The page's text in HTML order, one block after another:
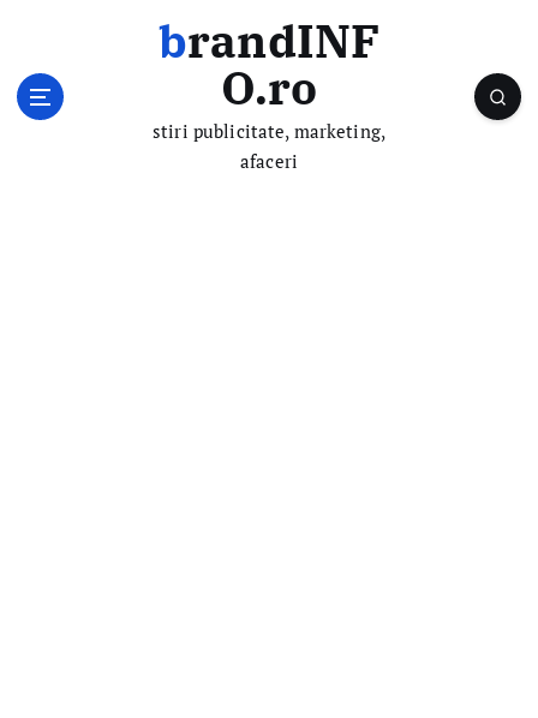
brandINF
O.ro
stiri publicitate, marketing,
afaceri